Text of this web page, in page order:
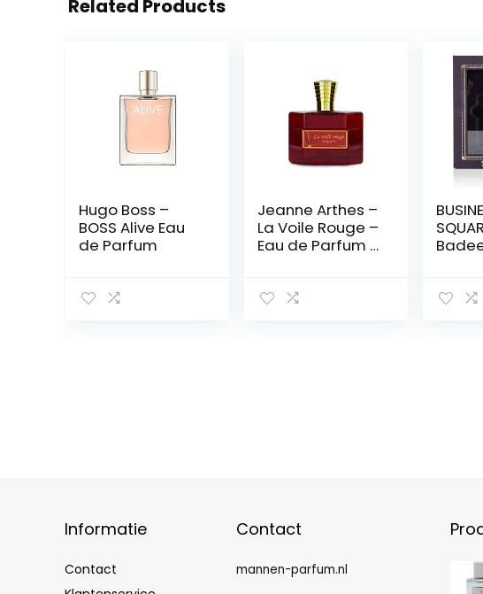
Related Products
Hugo Boss –
BOSS Alive Eau
de Parfum
Jeanne Arthes –
La Voile Rouge –
Eau de Parfum –
voor
Informatie
Contact
Contact
mannen-parfum.nl